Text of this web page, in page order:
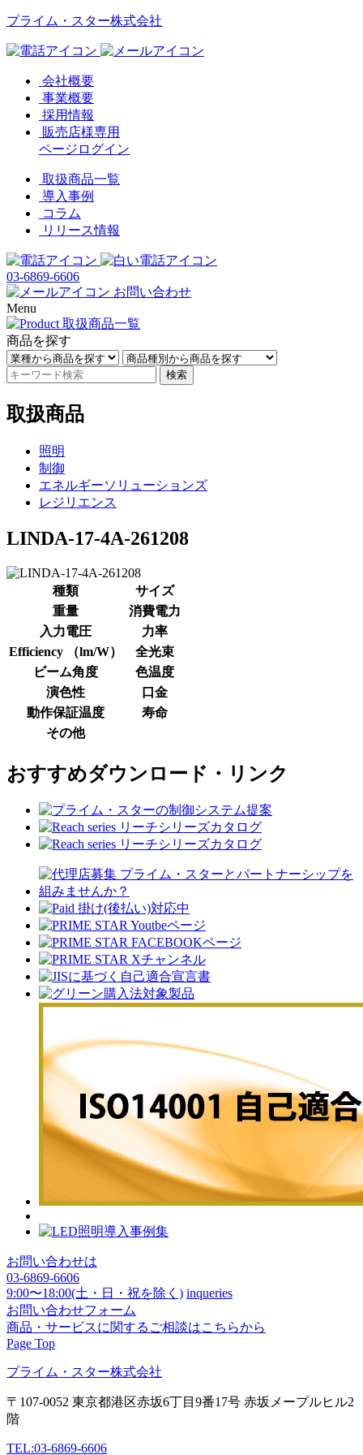
プライム・スター株式会社
会社概要
事業概要
採用情報
販売店様専用
ページログイン
取扱商品一覧
導入事例
コラム
リリース情報
03-6869-6606
お問い合わせ
Menu
商品を探す
検索
取扱商品
照明
制御
エネルギーソリューションズ
レジリエンス
LINDA-17-4A-261208
種類
サイズ
重量
消費電力
入力電圧
力率
Efficiency （lm/W）
全光束
ビーム角度
色温度
演色性
口金
動作保証温度
寿命
その他
おすすめダウンロード・リンク
お問い合わせは
03-6869-6606
9:00〜18:00(土・日・祝を除く) inqueries
お問い合わせフォーム
商品・サービスに関するご相談はこちらから
Page Top
プライム・スター株式会社
〒107-0052 東京都港区赤坂6丁目9番17号 赤坂メープルヒル2
階
TEL:03-6869-6606